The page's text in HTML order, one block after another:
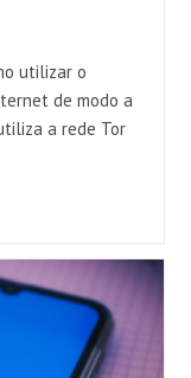
utilizar o
de modo a
a rede Tor